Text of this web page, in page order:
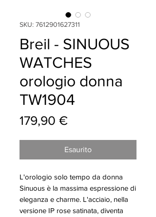
SKU: 7612901627311
Breil - SINUOUS
WATCHES
orologio donna
TW1904
179,90 €Prezzo
Esaurito
L'orologio solo tempo da donna
Sinuous è la massima espressione di
eleganza e charme. L'acciaio, nella
versione IP rose satinata, diventa